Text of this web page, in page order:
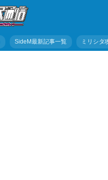
SideM最新記事一覧 ミリシタ